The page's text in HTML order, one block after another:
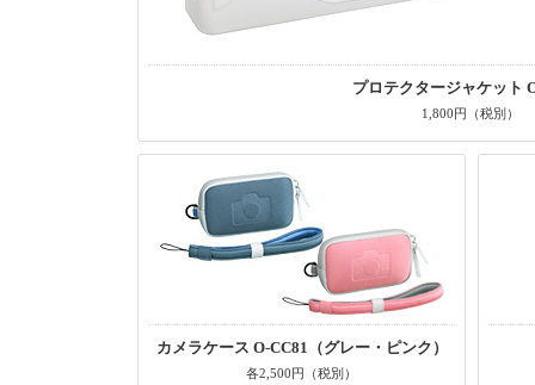
プロテクタージャケット
1,800円（税別）
カメラケース O-CC81（グレー・ピンク）
各2,500円（税別）